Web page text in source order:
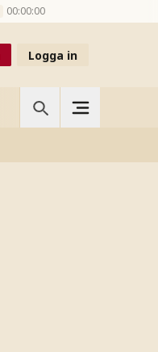
00:00:00
Logga in